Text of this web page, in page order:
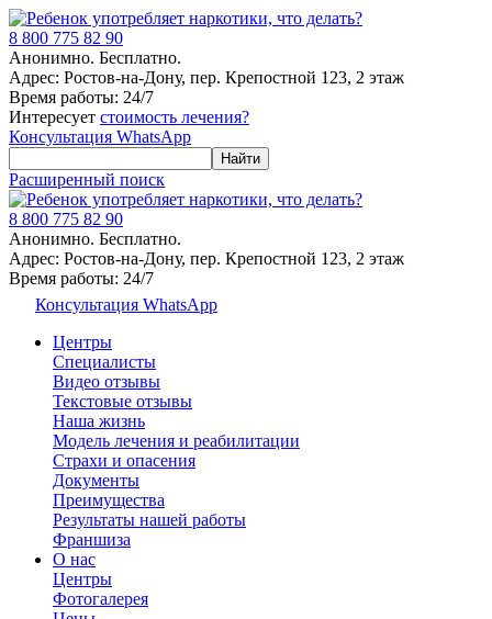
8 800 775 82 90
Анонимно. Бесплатно.
Адрес: Ростов-на-Дону, пер. Крепостной 123, 2 этаж
Время работы: 24/7
Интересует стоимость лечения?
Консультация WhatsApp
Расширенный поиск
8 800 775 82 90
Анонимно. Бесплатно.
Адрес: Ростов-на-Дону, пер. Крепостной 123, 2 этаж
Время работы: 24/7
Консультация WhatsApp
Центры
Специалисты
Видео отзывы
Текстовые отзывы
Наша жизнь
Модель лечения и реабилитации
Страхи и опасения
Документы
Преимущества
Результаты нашей работы
Франшиза
О нас
Центры
Фотогалерея